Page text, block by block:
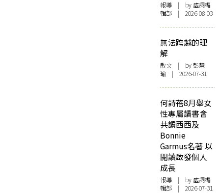
報導 | by 虛詞編
輯部 | 2026-08-03
無法跨越的理
解
散文 | by 彭慧
瑜 | 2026-07-31
何詩蓓8月舉女
性專屬讀書會
共讀西西及
Bonnie
Garmus名著 以
閱讀啟發個人
成長
報導 | by 虛詞編
輯部 | 2026-07-31